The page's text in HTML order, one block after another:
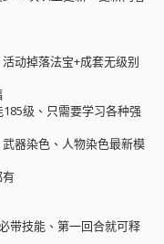
动掉落法宝+成套无级别
级、只需要学习各种强
器染色、人物染色最新模
有
带技能、第一回合就可释